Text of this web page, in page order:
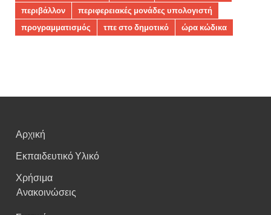
περιβάλλον
περιφερειακές μονάδες υπολογιστή
προγραμματισμός
τπε στο δημοτικό ώρα κώδικα
Αρχική
Εκπαιδευτικό Υλικό
Χρήσιμα
Ανακοινώσεις